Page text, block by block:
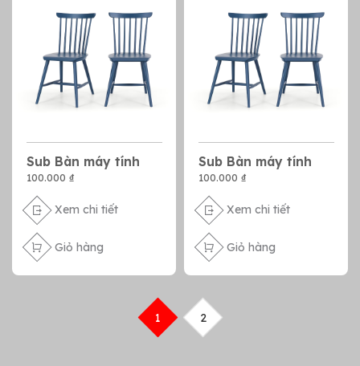
Sub Bàn máy tính
100.000 ₫
Xem chi tiết
Giỏ hàng
Sub Bàn máy tính
100.000 ₫
Xem chi tiết
Giỏ hàng
1 2